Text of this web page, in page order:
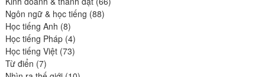
Ngôn ngữ & học tiếng 8888
Học tiếng Anh 88
produits
Học tiếng Pháp 44
produits
Học tiếng Việt 7373
Từ điển 77